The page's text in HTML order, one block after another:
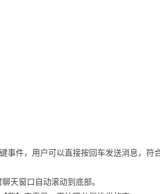
键事件，用户可以直接按回车发送消息，符
天窗口自动滚动到底部。